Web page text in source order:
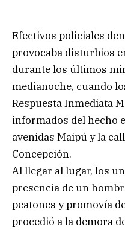
Efectivos policiales
provocaba disturbios
durante los últimos
medianoche, cuando
Respuesta Inmediata
informados del hecho
avenidas Maipú y la
Concepción.
Al llegar al lugar, los
presencia de un
peatones y promovía
procedió a la demora